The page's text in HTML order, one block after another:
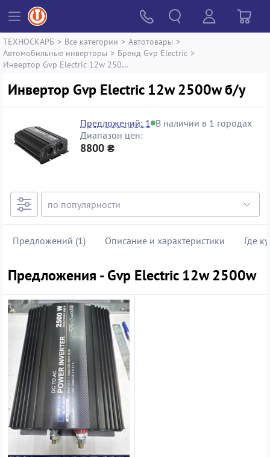
ТЕХНОСКАРБ > Все категории > Автотовары >
Автомобильные инверторы > Бренд Gvp Electric >
Инвертор Gvp Electric 12w 2500w
Инвертор Gvp Electric 12w 2500w б/у
Предложений: 1 В наличии в 1 городах
Диапазон цен:
8800 ₴
Предложений (1) Описание и характеристики Где
Предложения - Gvp Electric 12w 2500w